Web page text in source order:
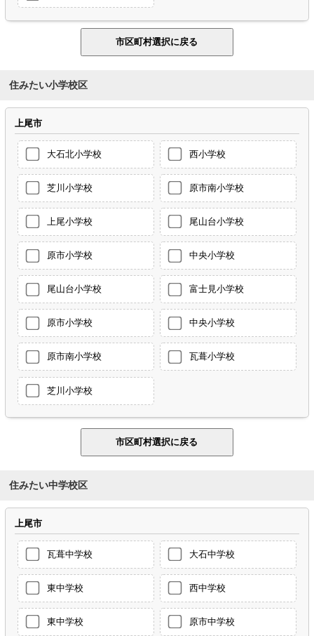
住みたい小学校区
上尾市
大石北小学校 西小学校
芝川小学校 原市南小学校
上尾小学校 尾山台小学校
原市小学校 中央小学校
尾山台小学校 富士見小学校
原市小学校 中央小学校
原市南小学校 瓦葺小学校
芝川小学校
住みたい中学校区
上尾市
瓦葺中学校 大石中学校
東中学校 西中学校
東中学校 原市中学校